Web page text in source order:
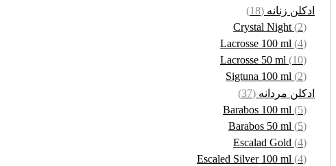
ادکلن زنانه (18)
(2)
Crystal Night
(4)
Lacrosse 100 ml
(10)
Lacrosse 50 ml
(2)
Sigtuna 100 ml
ادکلن مردانه (37)
(5)
Barabos 100 ml
(5)
Barabos 50 ml
(4)
Escalad Gold
(4)
Escaled Silver 100 ml